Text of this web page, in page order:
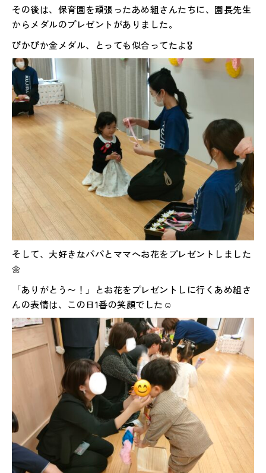
その後は、保育園を頑張ったあめ組さんたちに、園長先生
からメダルのプレゼントがありました。
ぴかぴか金メダル、とっても似合ってたよ🎖️
そして、大好きなパパとママへお花をプレゼントしました
🌼
「ありがとう〜！」とお花をプレゼントしに行くあめ組さ
んの表情は、この日1番の笑顔でした☺️